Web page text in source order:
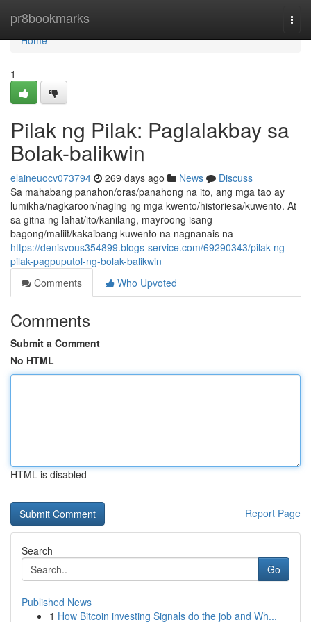
pr8bookmarks
Home
Home
1
Pilak ng Pilak: Paglalakbay sa
Bolak-balikwin
elaineuocv073794 269 days ago News
Discuss
Sa mahabang panahon/oras/panahong na ito, ang mga tao ay
lumikha/nagkaroon/naging ng mga kwento/historiesa/kuwento. At
sa gitna ng lahat/ito/kanilang, mayroong isang
bagong/maliit/kakaibang kuwento na nagnanais na
https://denisvous354899.blogs-service.com/69290343/pilak-ng-
pilak-pagpuputol-ng-bolak-balikwin
Comments
Who Upvoted
Comments
Submit a Comment
No HTML
HTML is disabled
Report Page
Search
Go
Published News
1 How Bitcoin investing Signals do the job and Wh...